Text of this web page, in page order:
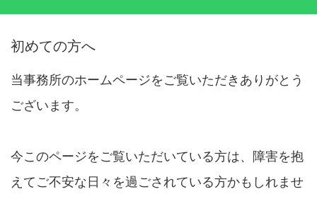
初めての方へ
当事務所のホームページをご覧いただきありがとう
ございます。
今このページをご覧いただいている方は、障害を抱
えてご不安な日々を過ごされている方かもしれませ